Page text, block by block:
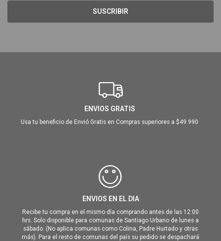
SUSCRIBIR
ENVIOS GRATIS
Usa tu beneficio de Envió Gratis en Compras superiores a $49.990
ENVIOS EN EL DIA
Recibe tu compra en el mismo día comprando antes de las 12:00
hrs. Solo disponible para comunas de Santiago Urbano de lunes a
sábado. (No aplica comunas como Colina, Padre Hurtado y otras
más). Para el resto de comunas del país su pedido se despachará